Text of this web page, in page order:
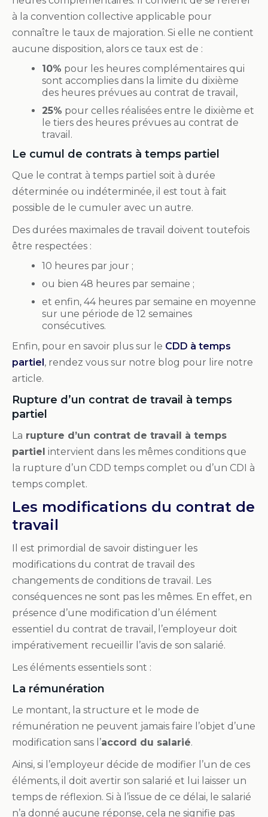
à la convention collective applicable pour
connaître le taux de majoration. Si elle ne contient
aucune disposition, alors ce taux est de :
10% pour les heures complémentaires qui
sont accomplies dans la limite du dixième
des heures prévues au contrat de travail,
25% pour celles réalisées entre le dixième et
le tiers des heures prévues au contrat de
travail.
Le cumul de contrats à temps partiel
Que le contrat à temps partiel soit à durée
déterminée ou indéterminée, il est tout à fait
possible de le cumuler avec un autre.
Des durées maximales de travail doivent toutefois
être respectées :
10 heures par jour ;
ou bien 48 heures par semaine ;
et enfin, 44 heures par semaine en moyenne
sur une période de 12 semaines
consécutives.
Enfin, pour en savoir plus sur le CDD à temps
partiel, rendez vous sur notre blog pour lire notre
article.
Rupture d’un contrat de travail à temps
partiel
La rupture d’un contrat de travail à temps
partiel intervient dans les mêmes conditions que
la rupture d’un CDD temps complet ou d’un CDI à
temps complet.
Les modifications du contrat de
travail
Il est primordial de savoir distinguer les
modifications du contrat de travail des
changements de conditions de travail. Les
conséquences ne sont pas les mêmes. En effet, en
présence d’une modification d’un élément
essentiel du contrat de travail, l’employeur doit
impérativement recueillir l’avis de son salarié.
Les éléments essentiels sont :
La rémunération
Le montant, la structure et le mode de
rémunération ne peuvent jamais faire l’objet d’une
modification sans l’accord du salarié.
Ainsi, si l’employeur décide de modifier l’un de ces
éléments, il doit avertir son salarié et lui laisser un
temps de réflexion. Si à l’issue de ce délai, le salarié
n’a donné aucune réponse, cela ne signifie pas